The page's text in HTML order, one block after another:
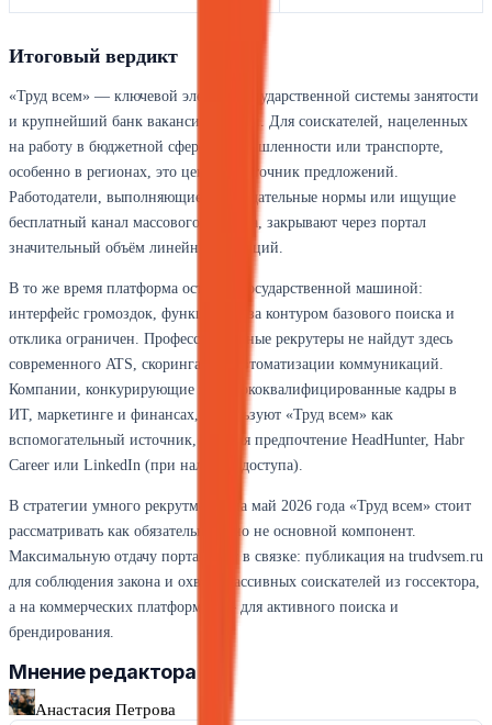
Итоговый вердикт
«Труд всем» — ключевой элемент государственной системы занятости
и крупнейший банк вакансий России. Для соискателей, нацеленных
на работу в бюджетной сфере, промышленности или транспорте,
особенно в регионах, это ценный источник предложений.
Работодатели, выполняющие законодательные нормы или ищущие
бесплатный канал массового подбора, закрывают через портал
значительный объём линейных позиций.
В то же время платформа остаётся государственной машиной:
интерфейс громоздок, функционал за контуром базового поиска и
отклика ограничен. Профессиональные рекрутеры не найдут здесь
современного ATS, скоринга или автоматизации коммуникаций.
Компании, конкурирующие за высококвалифицированные кадры в
ИТ, маркетинге и финансах, используют «Труд всем» как
вспомогательный источник, отдавая предпочтение HeadHunter, Habr
Career или LinkedIn (при наличии доступа).
В стратегии умного рекрутмента на май 2026 года «Труд всем» стоит
рассматривать как обязательный, но не основной компонент.
Максимальную отдачу портал даёт в связке: публикация на trudvsem.ru
для соблюдения закона и охвата пассивных соискателей из госсектора,
а на коммерческих платформах — для активного поиска и
брендирования.
Мнение редактора
Анастасия Петрова